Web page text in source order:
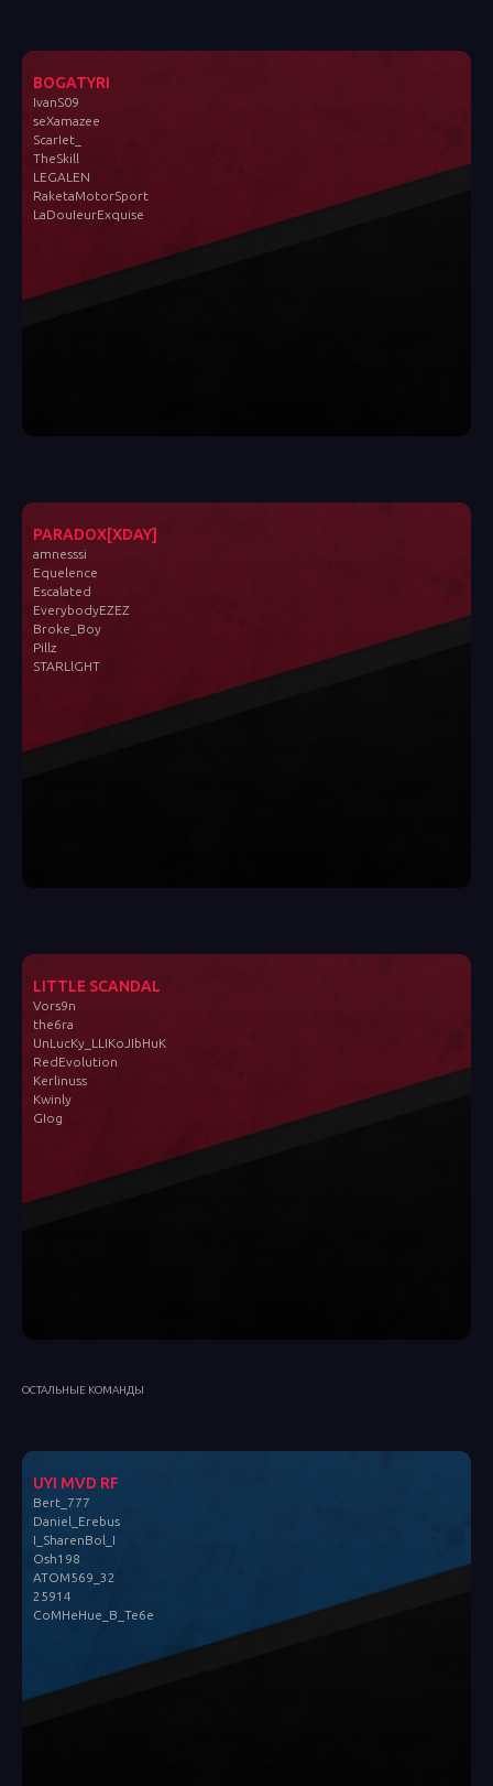
BOGATYRI
IvanS09
seXamazee
ScarIet_
TheSkill
LEGALEN
RaketaMotorSport
LaDouIeurExquise
PARADOX[XDAY]
amnesssi
Equelence
Escalated
EverybodyEZEZ
Broke_Boy
Pillz
STARLlGHT
LITTLE SCANDAL
Vors9n
the6ra
UnLucKy_LLIKoJIbHuK
RedEvolution
Kerlinuss
Kwinly
GIog
ОСТАЛЬНЫЕ КОМАНДЫ
UYI MVD RF
Bert_777
Daniel_Erebus
I_SharenBol_I
Osh198
ATOM569_32
25914
CoMHeHue_B_Te6e